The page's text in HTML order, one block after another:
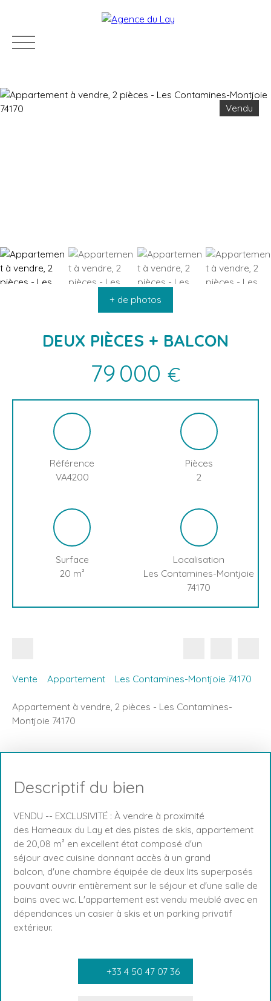
ACCUEIL ACHETER VENDRE INFOS & ACTUALITÉS
Vendu
+ de photos
DEUX PIÈCES + BALCON
79 000 €
Référence
VA4200
Pièces
2
Surface
20 m²
Localisation
Les Contamines-Montjoie
74170
Vente Appartement Les Contamines-Montjoie 74170
Appartement à vendre, 2 pièces - Les Contamines-
Montjoie 74170
Descriptif du bien
VENDU -- EXCLUSIVITÉ : À vendre à proximité
des Hameaux du Lay et des pistes de skis, appartement
de 20,08 m² en excellent état composé d'un
séjour avec cuisine donnant accès à un grand
balcon, d'une chambre équipée de deux lits superposés
pouvant ouvrir entièrement sur le séjour et d'une salle de
bains avec wc. L'appartement est vendu meublé avec en
dépendances un casier à skis et un parking privatif
extérieur.
+33 4 50 47 07 36